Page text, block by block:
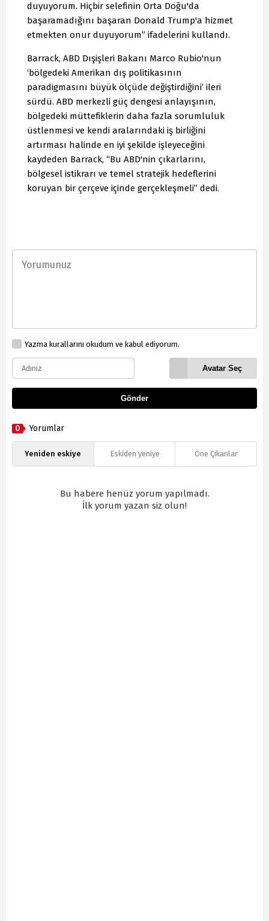
duyuyorum. Hiçbir selefinin Orta Doğu'da
başaramadığını başaran Donald Trump'a hizmet
etmekten onur duyuyorum” ifadelerini kullandı.
Barrack, ABD Dışişleri Bakanı Marco Rubio'nun
‘bölgedeki Amerikan dış politikasının
paradigmasını büyük ölçüde değiştirdiğini’ ileri
sürdü. ABD merkezli güç dengesi anlayışının,
bölgedeki müttefiklerin daha fazla sorumluluk
üstlenmesi ve kendi aralarındaki iş birliğini
artırması halinde en iyi şekilde işleyeceğini
kaydeden Barrack, “Bu ABD'nin çıkarlarını,
bölgesel istikrarı ve temel stratejik hedeflerini
koruyan bir çerçeve içinde gerçekleşmeli” dedi.
Yazma kurallarını okudum ve kabul ediyorum.
Avatar Seç
Gönder
0 Yorumlar
Yeniden eskiye Eskiden yeniye Öne Çıkanlar
Bu habere henüz yorum yapılmadı.
İlk yorum yazan siz olun!